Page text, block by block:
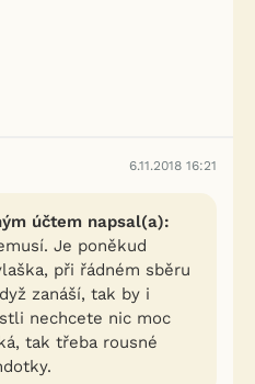
6.11.2018 16:21
účtem napsal(a):
Je poněkud
při řádném sběru
zanáší, tak by i
nechcete nic moc
tak třeba rousné